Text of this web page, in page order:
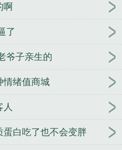
了
爷子亲生的
情绪值商城
人
白吃了也不会变胖